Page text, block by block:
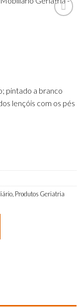
pintado a branco
lençóis com os pés
, Produtos Geriatria